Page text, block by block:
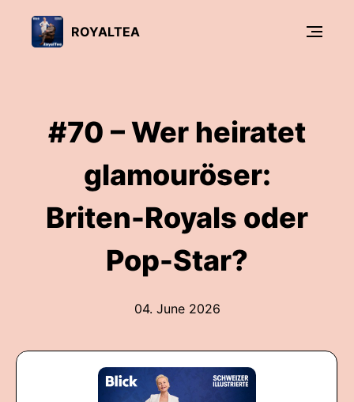
ROYALTEA
#70 – Wer heiratet
glamouröser:
Briten-Royals oder
Pop-Star?
04. June 2026